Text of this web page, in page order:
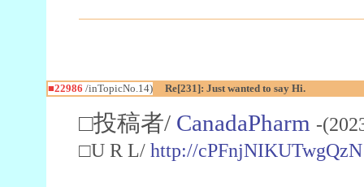
■22986 /inTopicNo.14) Re[231]: Just wanted to say Hi.
□投稿者/ CanadaPharm -
□U R L/ http://cPFnjNIKUTwgQzN